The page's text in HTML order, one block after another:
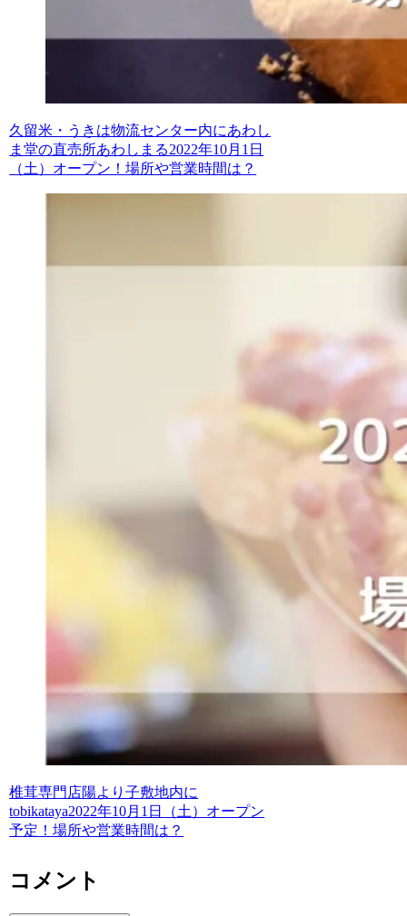
久留米・うきは物流センター内にあわし
ま堂の直売所あわしまる2022年10月1日
（土）オープン！場所や営業時間は？
椎茸専門店陽より子敷地内に
tobikataya2022年10月1日（土）オープン
予定！場所や営業時間は？
コメント